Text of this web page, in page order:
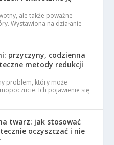
ale także poważne
Wystawiona na działanie
przyczyny, codzienna
metody redukcji
problem, który może
Ich pojawienie się
twarz: jak stosować
oczyszczać i nie